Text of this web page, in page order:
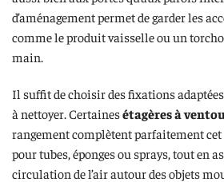
d’aménagement permet de garder les
comme le produit vaisselle ou un
main.
Il suffit de choisir des fixations
à nettoyer. Certainesétagères à
rangement complètent parfaitement cet
pour tubes, éponges ou sprays, tout en
circulation de l’air autour des objets